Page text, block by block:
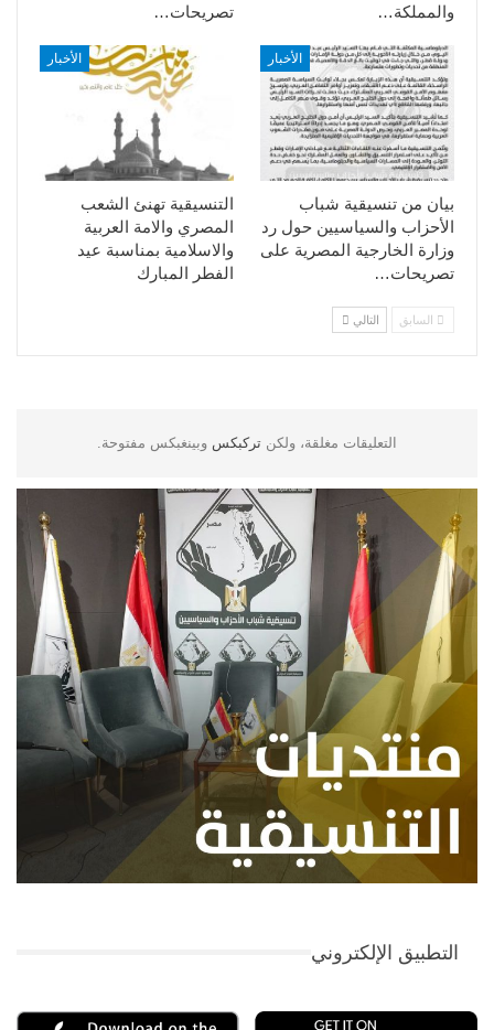
تصريحات…
والمملكة…
الأخبار
التنسيقية تهنئ الشعب
المصري والامة العربية
والاسلامية بمناسبة عيد
الفطر المبارك
الأخبار
بيان من تنسيقية شباب
الأحزاب والسياسيين حول رد
وزارة الخارجية المصرية على
تصريحات…
السابق التالي
التعليقات مغلقة، ولكن تركبكس وبينغبكس مفتوحة.
التطبيق الإلكتروني